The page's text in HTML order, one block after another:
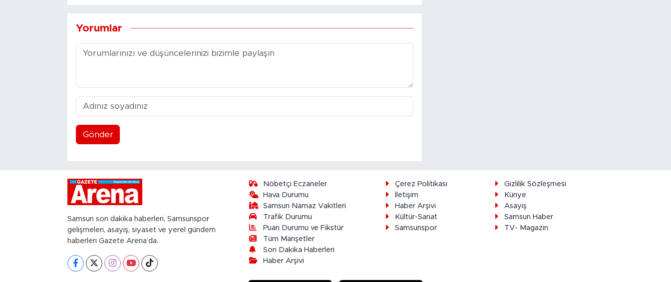
Yorumlar
Gönder
Samsun son dakika haberleri, Samsunspor
gelişmeleri, asayiş, siyaset ve yerel gündem
haberleri Gazete Arena’da.
Nöbetçi Eczaneler
Hava Durumu
Samsun Namaz Vakitleri
Trafik Durumu
Puan Durumu ve Fikstür
Tüm Manşetler
Son Dakika Haberleri
Haber Arşivi
Çerez Politikası
Gizlilik Sözleşmesi
İletişim
Künye
Haber Arşivi
Asayiş
Kültür-Sanat
Samsun Haber
Samsunspor
TV- Magazin